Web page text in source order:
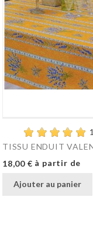
TISSU ENDUIT
Prix
18,00 € à partir de
Ajouter au panier